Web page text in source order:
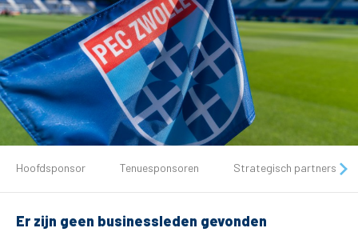
Tickets
Matchdays
Hoofdsponsor Tenuesponsoren Strategisch partners
Er zijn geen businessleden gevonden